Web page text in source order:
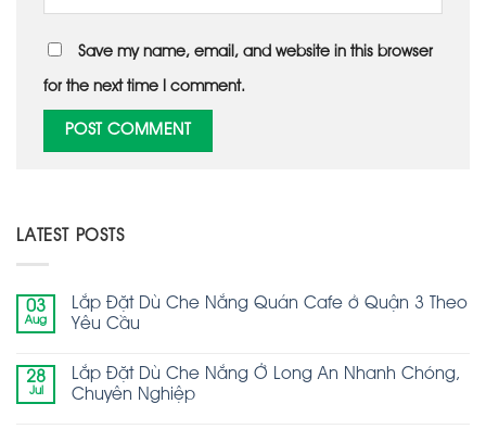
Save my name, email, and website in this browser
for the next time I comment.
LATEST POSTS
03
Aug
Lắp Đặt Dù Che Nắng Quán Cafe ở Quận 3 Theo
Yêu Cầu
28
Jul
Lắp Đặt Dù Che Nắng Ở Long An Nhanh Chóng,
Chuyên Nghiệp